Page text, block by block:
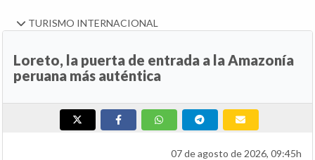
TURISMO INTERNACIONAL
Loreto, la puerta de entrada a la Amazonía
peruana más auténtica
07 de agosto de 2026, 09:45h